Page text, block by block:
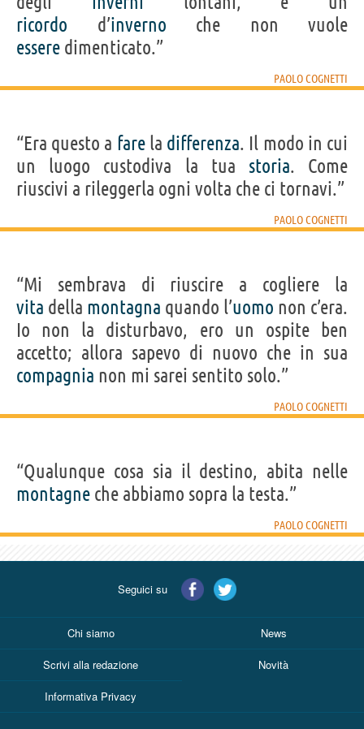
ricordo d’inverno che non vuole
essere dimenticato.”
PAOLO COGNETTI
“Era questo a farela differenza. Il modo in cui
un luogo custodiva la tua storia. Come
riuscivi a rileggerla ogni volta che ci tornavi.”
PAOLO COGNETTI
“Mi sembrava di riuscire a cogliere la
vita della montagna quando l’uomo non c’era.
Io non la disturbavo, ero un ospite ben
accetto; allora sapevo di nuovo che in sua
compagnia non mi sarei sentito solo.”
PAOLO COGNETTI
“Qualunque cosa sia il destino, abita nelle
montagne che abbiamo sopra la testa.”
PAOLO COGNETTI
Seguici su
Chi siamo News
Scrivi alla redazione Novità
Informativa Privacy